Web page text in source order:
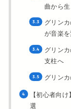
曲から
グリン
が音楽
グリン
支柱へ
グリン
【初心者向
選